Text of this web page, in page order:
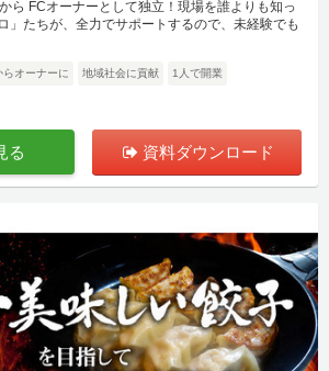
ら FCオーナーとして独立！現場を誰よりも知っ
」たちが、全力でサポートするので、未経験でも
らオーナーに 地域社会に貢献 1人で開業
る 資料ダウンロード